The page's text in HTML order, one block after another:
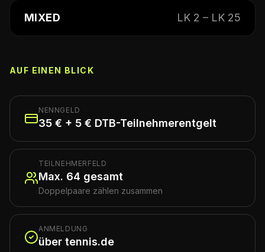
MIXED LK 2 – LK 25
AUF EINEN BLICK
NENNGELD
35 € + 5 € DTB-Teilnehmerentgelt
TEILNEHMERFELD
Max. 64 gesamt
Doppelpaare zählen zusammen
ANMELDUNG
über tennis.de